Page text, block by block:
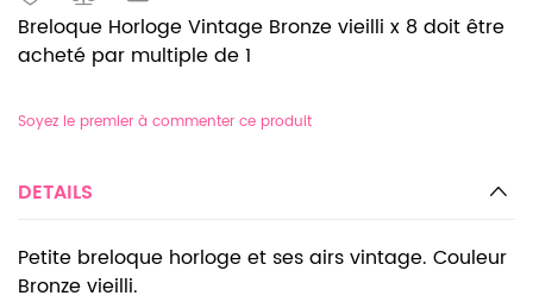
Breloque Horloge Vintage Bronze vieilli x 8 doit être
acheté par multiple de 1
Soyez le premier à commenter ce produit
DETAILS
Petite breloque horloge et ses airs vintage. Couleur
Bronze vieilli.